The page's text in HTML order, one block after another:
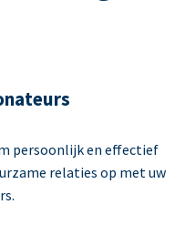
persoonlijk en effectief
relaties op met uw